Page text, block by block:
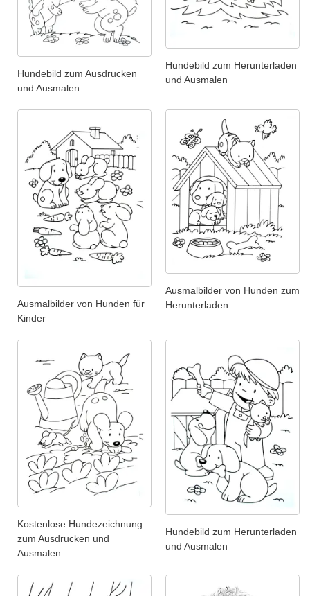
Hundebild zum Ausdrucken
und Ausmalen
Hundebild zum Herunterladen
und Ausmalen
Ausmalbilder von Hunden für
Kinder
Ausmalbilder von Hunden zum
Herunterladen
Kostenlose Hundezeichnung
zum Ausdrucken und
Ausmalen
Hundebild zum Herunterladen
und Ausmalen